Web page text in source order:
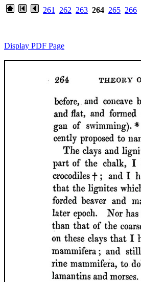
261 262 263 264 265 266
Display PDF Page